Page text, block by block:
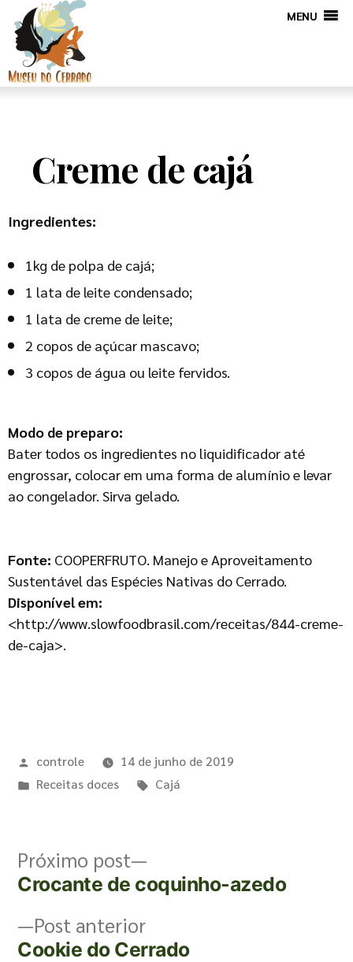
MENU
Creme de cajá
Ingredientes:
1kg de polpa de cajá;
1 lata de leite condensado;
1 lata de creme de leite;
2 copos de açúcar mascavo;
3 copos de água ou leite fervidos.
Modo de preparo:
Bater todos os ingredientes no liquidificador até
engrossar, colocar em uma forma de alumínio e levar
ao congelador. Sirva gelado.
Fonte: COOPERFRUTO. Manejo e Aproveitamento
Sustentável das Espécies Nativas do Cerrado.
Disponível em:
<http://www.slowfoodbrasil.com/receitas/844-creme-
de-caja>.
controle
14 de junho de 2019
Receitas doces
Cajá
Post anterior
Cookie do Cerrado
Próximo post
Crocante de coquinho-azedo